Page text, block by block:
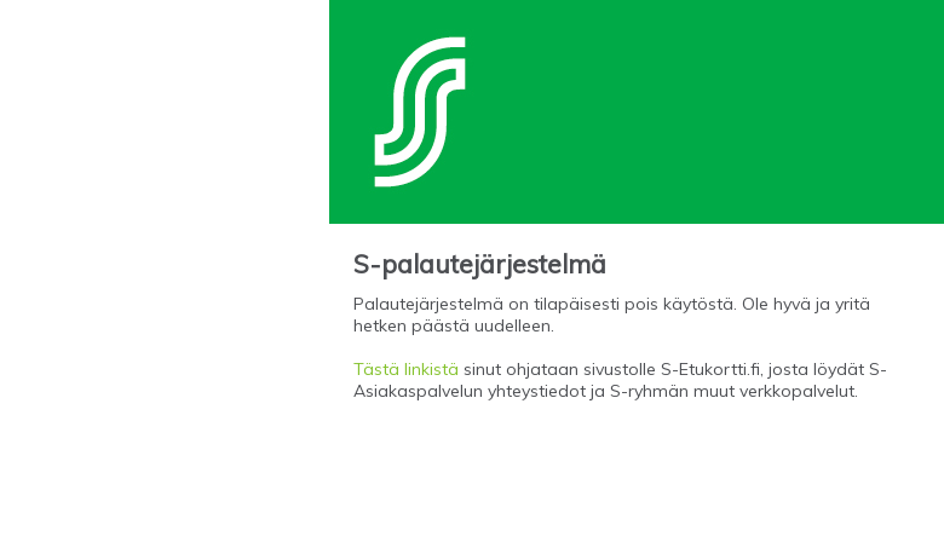
S-palautejärjestelmä
Palautejärjestelmä on tilapäisesti pois käytöstä. Ole hyvä ja yritä
hetken päästä uudelleen.
Tästä linkistä sinut ohjataan sivustolle S-Etukortti.fi, josta löydät S-
Asiakaspalvelun yhteystiedot ja S-ryhmän muut verkkopalvelut.